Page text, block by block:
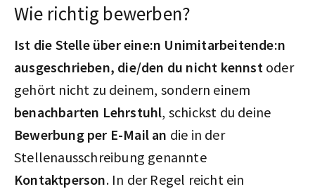
Wie richtig bewerben?
Ist die Stelle über eine:n Unimitarbeitende:n
ausgeschrieben, die/den du nicht kennst oder
gehört nicht zu deinem, sondern einem
benachbarten Lehrstuhl, schickst du deine
Bewerbung per E-Mail an die in der
Stellenausschreibung genannte
Kontaktperson. In der Regel reicht ein